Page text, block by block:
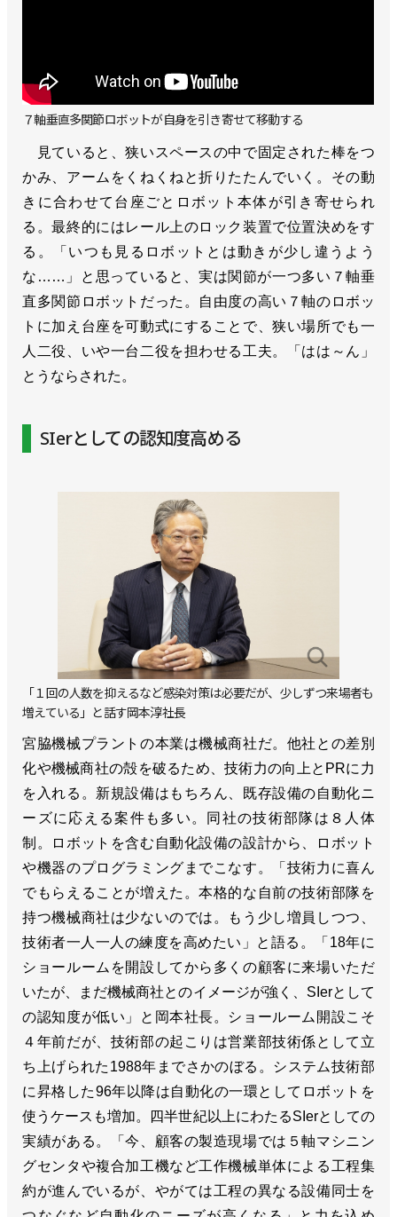
７軸垂直多関節ロボットが自身を引き寄せて移動する
見ていると、狭いスペースの中で固定された棒をつ
かみ、アームをくねくねと折りたたんでいく。その動
きに合わせて台座ごとロボット本体が引き寄せられ
る。最終的にはレール上のロック装置で位置決めをす
る。「いつも見るロボットとは動きが少し違うよう
な……」と思っていると、実は関節が一つ多い７軸垂
直多関節ロボットだった。自由度の高い７軸のロボッ
トに加え台座を可動式にすることで、狭い場所でも一
人二役、いや一台二役を担わせる工夫。「はは～ん」
とうならされた。
SIerとしての認知度高める
「１回の人数を抑えるなど感染対策は必要だが、少しずつ来場者も
増えている」と話す岡本淳社長
宮脇機械プラントの本業は機械商社だ。他社との差別
化や機械商社の殻を破るため、技術力の向上とPRに力
を入れる。新規設備はもちろん、既存設備の自動化ニ
ーズに応える案件も多い。同社の技術部隊は８人体
制。ロボットを含む自動化設備の設計から、ロボット
や機器のプログラミングまでこなす。「技術力に喜ん
でもらえることが増えた。本格的な自前の技術部隊を
持つ機械商社は少ないのでは。もう少し増員しつつ、
技術者一人一人の練度を高めたい」と語る。「18年に
ショールームを開設してから多くの顧客に来場いただ
いたが、まだ機械商社とのイメージが強く、SIerとして
の認知度が低い」と岡本社長。ショールーム開設こそ
４年前だが、技術部の起こりは営業部技術係として立
ち上げられた1988年までさかのぼる。システム技術部
に昇格した96年以降は自動化の一環としてロボットを
使うケースも増加。四半世紀以上にわたるSIerとしての
実績がある。「今、顧客の製造現場では５軸マシニン
グセンタや複合加工機など工作機械単体による工程集
約が進んでいるが、やがては工程の異なる設備同士を